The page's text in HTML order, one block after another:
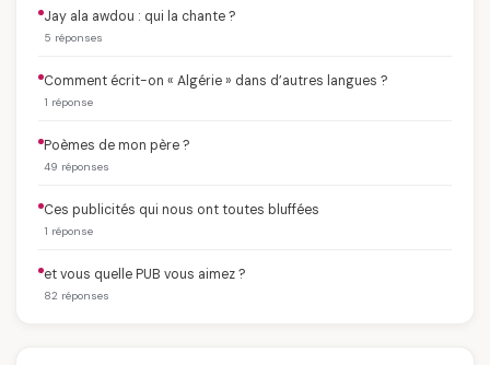
Jay ala awdou : qui la chante ?
5 réponses
Comment écrit-on « Algérie » dans d’autres langues ?
1 réponse
Poèmes de mon père ?
49 réponses
Ces publicités qui nous ont toutes bluffées
1 réponse
et vous quelle PUB vous aimez ?
82 réponses